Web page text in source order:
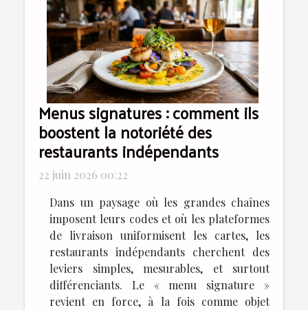
Menus signatures : comment ils
boostent la notoriété des
restaurants indépendants
22 juin 2026 00:22
Dans un paysage où les grandes chaînes
imposent leurs codes et où les plateformes
de livraison uniformisent les cartes, les
restaurants indépendants cherchent des
leviers simples, mesurables, et surtout
différenciants. Le « menu signature »
revient en force, à la fois comme objet